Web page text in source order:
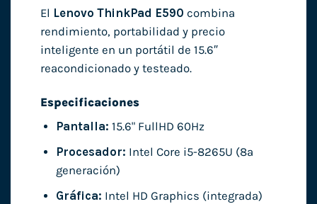
El Lenovo ThinkPad E590 combina
rendimiento, portabilidad y precio
inteligente en un portátil de 15.6″
reacondicionado y testeado.
Especificaciones
Pantalla: 15.6" FullHD 60Hz
Procesador: Intel Core i5-8265U (8ª
generación)
Gráfica: Intel HD Graphics (integrada)